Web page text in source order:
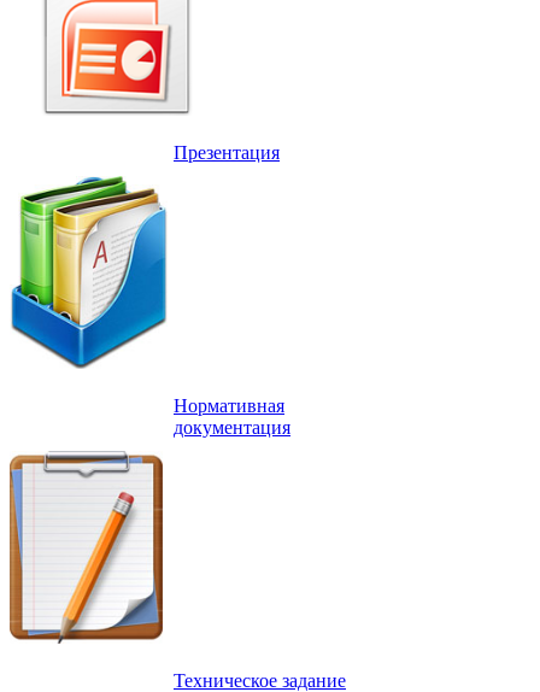
Презентация
Нормативная
документация
Техническое задание